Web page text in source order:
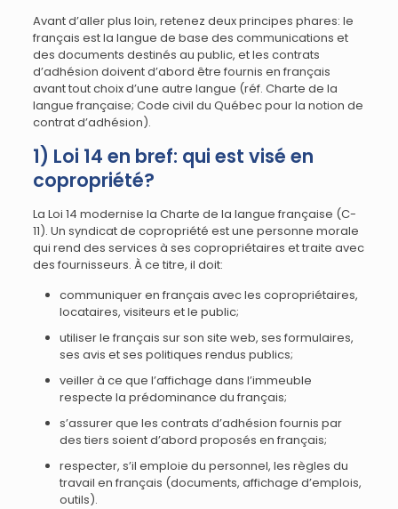
Avant d’aller plus loin, retenez deux principes phares: le
français est la langue de base des communications et
des documents destinés au public, et les contrats
d’adhésion doivent d’abord être fournis en français
avant tout choix d’une autre langue (réf. Charte de la
langue française; Code civil du Québec pour la notion de
contrat d’adhésion).
1) Loi 14 en bref: qui est visé en
copropriété?
La Loi 14 modernise la Charte de la langue française (C-
11). Un syndicat de copropriété est une personne morale
qui rend des services à ses copropriétaires et traite avec
des fournisseurs. À ce titre, il doit:
communiquer en français avec les copropriétaires,
locataires, visiteurs et le public;
utiliser le français sur son site web, ses formulaires,
ses avis et ses politiques rendus publics;
veiller à ce que l’affichage dans l’immeuble
respecte la prédominance du français;
s’assurer que les contrats d’adhésion fournis par
des tiers soient d’abord proposés en français;
respecter, s’il emploie du personnel, les règles du
travail en français (documents, affichage d’emplois,
outils).